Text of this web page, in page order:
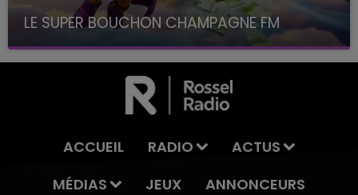
LE SUPER BOUCHON CHAMPAGNE FM
avec La Famille Champagne FM, à 8H10
ACCUEIL RADIO
ACTUS
MÉDIAS
JEUX ANNONCEURS